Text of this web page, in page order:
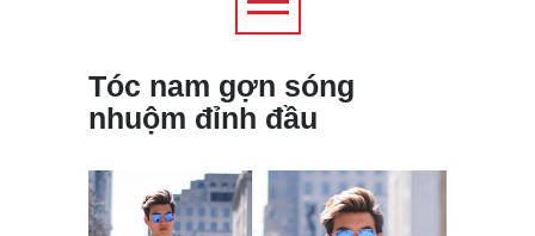
Tóc nam gợn sóng
nhuộm đỉnh đầu